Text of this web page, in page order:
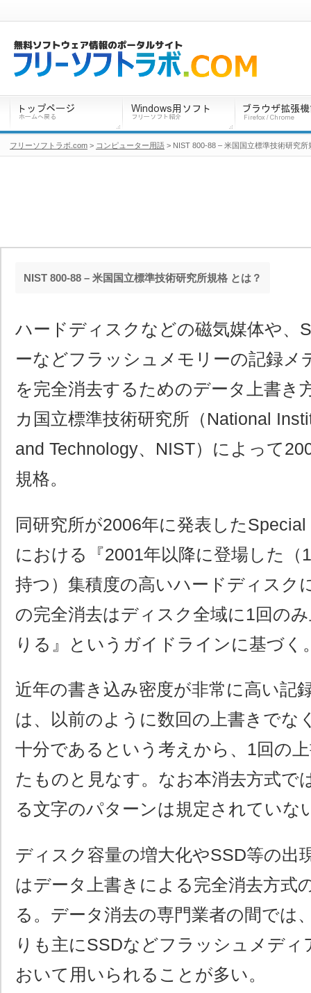
NIST 800-88 – 米国国立標準技術研究所規格 とは？
ハードディスクなどの磁気媒体や、
ーなどフラッシュメモリーの記録メ
を完全消去するためのデータ上書き
カ国立標準技術研究所（National
and Technology、NIST）によって
規格。
同研究所が2006年に発表した
における『2001年以降に登場した（
持つ）集積度の高いハードディスク
の完全消去はディスク全域に1回の
りる』というガイドラインに基づく
近年の書き込み密度が非常に高い記
は、以前のように数回の上書きでな
十分であるという考えから、1回の
たものと見なす。なお本消去方式で
る文字のパターンは規定されていな
ディスク容量の増大化やSSD等の出
はデータ上書きによる完全消去方式
る。データ消去の専門業者の間では
りも主にSSDなどフラッシュメディ
おいて用いられることが多い。
フリーソフトラボ.com > コンピューター用語 > NIST 800-88 – 米国国立標準技術研究所